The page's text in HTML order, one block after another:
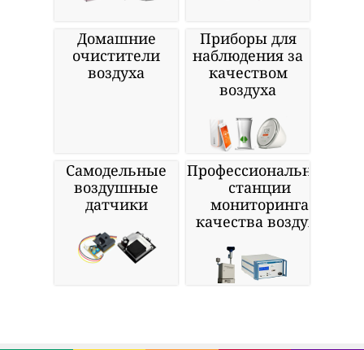
Домашние
очистители
воздуха
Приборы для
наблюдения за
качеством
воздуха
Самодельные
воздушные
датчики
Профессиональные
станции
мониторинга
качества воздуха